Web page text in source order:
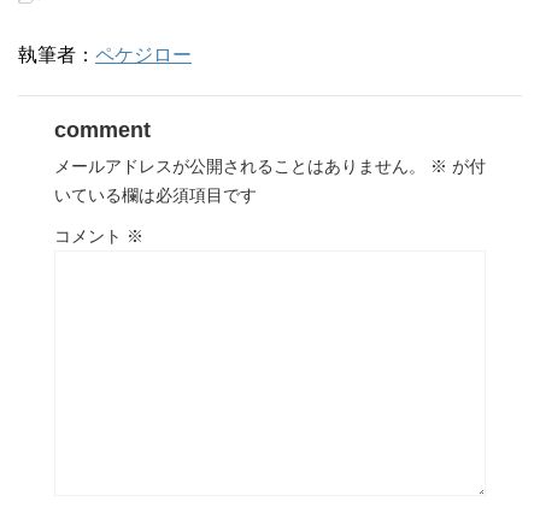
執筆者： ペケジロー
comment
メールアドレスが公開されることはありません。 ※ が付
いている欄は必須項目です
コメント ※